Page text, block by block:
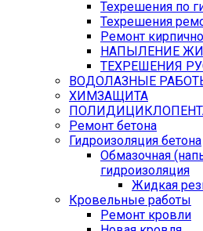
Техрешения по
Техрешения
Ремонт
НАПЫЛЕНИЕ
ТЕХРЕШЕНИЯ
ВОДОЛАЗНЫЕ
ХИМЗАЩИТА
Ремонт бетона
Гидроизоляция бетона
Обмазочная
гидроизоляция
Жидкая
Кровельные работы
Ремонт кровли